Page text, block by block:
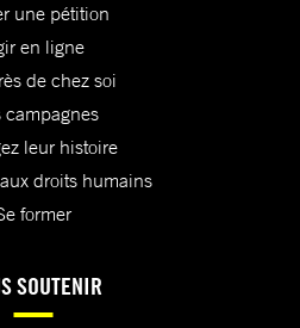
une pétition
en ligne
de chez soi
campagnes
leur histoire
droits humains
former
SOUTENIR